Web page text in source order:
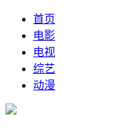
首页
电影
电视
综艺
动漫